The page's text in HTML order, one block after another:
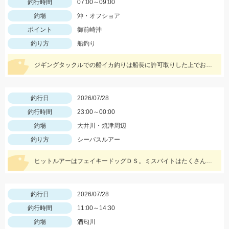
釣行時間
07:00～09:00
釣場
沖・オフショア
ポイント
御前崎沖
釣り方
船釣り
ジギングタックルでの船イカ釣りは船長に許可取りした上でお楽しみください！詳細は本文にて！
釣行日
2026/07/28
釣行時間
23:00～00:00
釣場
大井川・焼津周辺
釣り方
シーバスルアー
ヒットルアーはフェイキードッグＤＳ。ミスバイトはたくさんありましたよ！トップは楽しいですね♪
釣行日
2026/07/28
釣行時間
11:00～14:30
釣場
酒匂川